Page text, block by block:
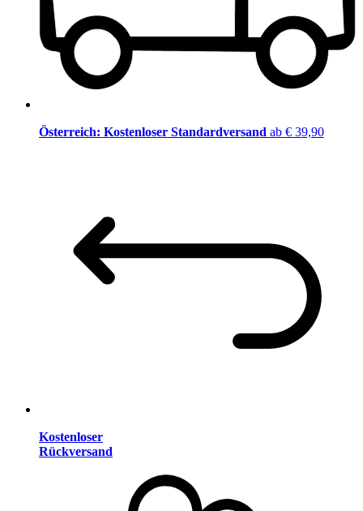
Österreich: Kostenloser Standardversand ab € 39,90
Kostenloser
Rückversand